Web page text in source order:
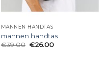
MANNEN HANDTAS
mannen handtas
€39.00 €26.00